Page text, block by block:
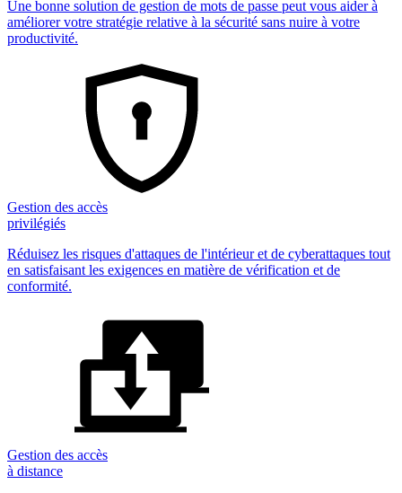
Une bonne solution de gestion de mots de passe peut vous aider à
améliorer votre stratégie relative à la sécurité sans nuire à votre
productivité.
Gestion des accès
privilégiés
Réduisez les risques d'attaques de l'intérieur et de cyberattaques tout
en satisfaisant les exigences en matière de vérification et de
conformité.
Gestion des accès
à distance